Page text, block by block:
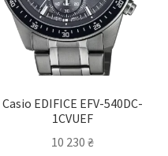
Casio EDIFICE EFV-540DC-
1CVUEF
10 230 ₴